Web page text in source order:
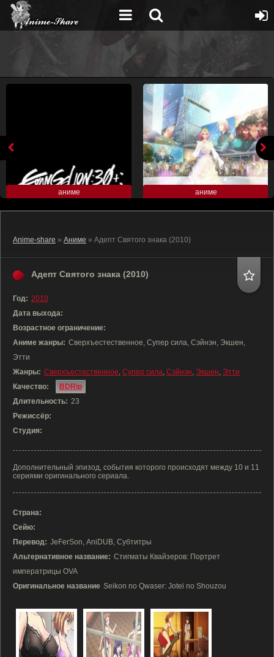
аниме аниме
Anime-share » Аниме » Адепт Святого знака (2010)
Адепт Святого знака (2010)
Год: 2010
Дата выхода:
Возрастное ограничение:
Аниме жанры: Сверхъестественное, Супер сила, Сэйнэн, Экшен,
Этти
Жанры: Сверхъестественное, Супер сила, Сэйнэн, Экшен, Этти
Качество:
BDRip
Длительность: 23
Режиссёр:
Студия:
Дополнительный эпизод, события которого происходят между 10 и 11
сериями оригинального сериала.
Страна:
Сейю:
Перевод: JeFerSon, AniDUB, Субтитры
Альтернативное название: Стигматы Квайзеров: Портрет
императрицы OVA
Оригинальное название Seikon no Qwaser: Jotei no Shouzou